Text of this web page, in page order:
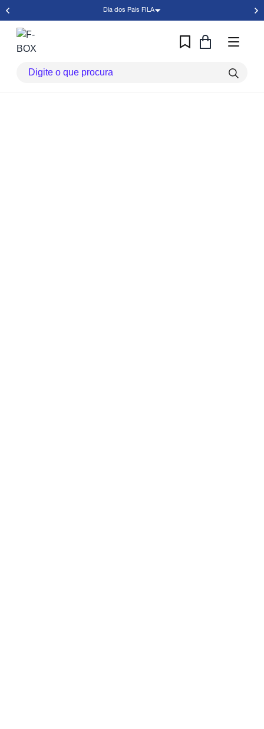
Dia dos Pais FILA